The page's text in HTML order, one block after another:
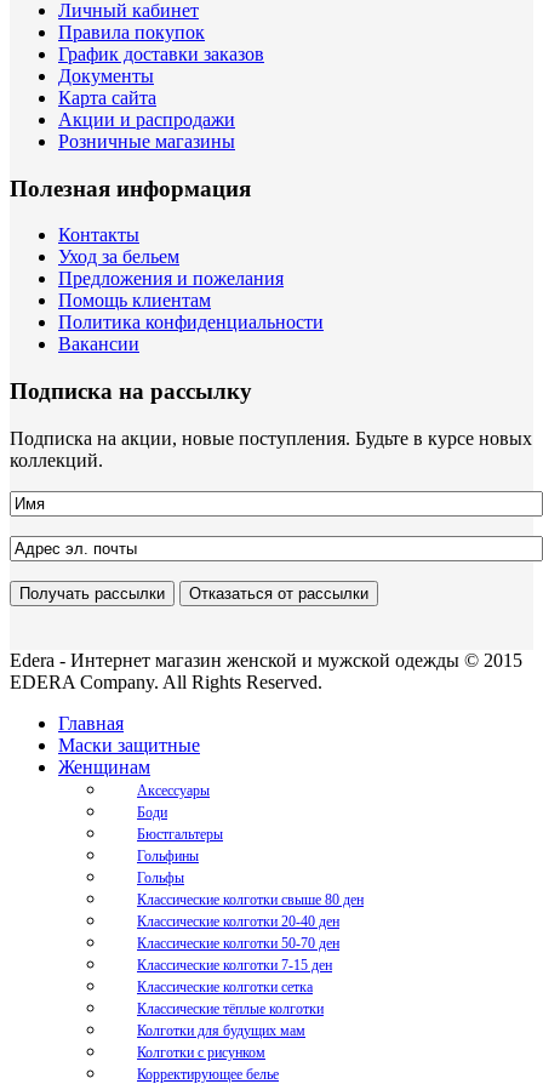
Личный кабинет
Правила покупок
График доставки заказов
Документы
Карта сайта
Акции и распродажи
Розничные магазины
Полезная информация
Контакты
Уход за бельем
Предложения и пожелания
Помощь клиентам
Политика конфиденциальности
Вакансии
Подписка на рассылку
Подписка на акции, новые поступления. Будьте в курсе новых
коллекций.
Edera - Интернет магазин женской и мужской одежды © 2015
EDERA Company. All Rights Reserved.
Главная
Маски защитные
Женщинам
Аксессуары
Боди
Бюстгальтеры
Гольфины
Гольфы
Классические колготки свыше 80 ден
Классические колготки 20-40 ден
Классические колготки 50-70 ден
Классические колготки 7-15 ден
Классические колготки сетка
Классические тёплые колготки
Колготки для будущих мам
Колготки с рисунком
Корректирующее белье